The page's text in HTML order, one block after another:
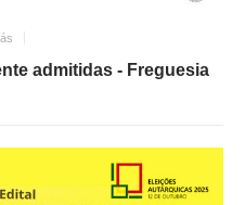
admitidas - Freguesia